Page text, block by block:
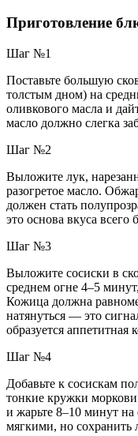
Приготовление
Шаг №1
Поставьте большую
толстым дном) на
оливкового масла и
масло должно слегка
Шаг №2
Выложите лук,
разогретое масло.
должен стать
это основа вкуса всего
Шаг №3
Выложите сосиски в
среднем огне 4–5
Кожица должна
натянуться — это
образуется аппетитная
Шаг №4
Добавьте к сосискам
тонкие кружки
и жарьте 8–10 минут
мягкими, но сохранить